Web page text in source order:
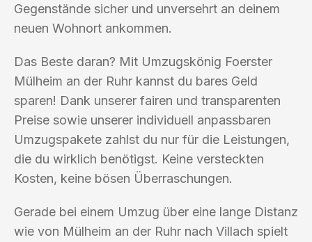
Gegenstände sicher und unversehrt an deinem
neuen Wohnort ankommen.
Das Beste daran? Mit Umzugskönig Foerster
Mülheim an der Ruhr kannst du bares Geld
sparen! Dank unserer fairen und transparenten
Preise sowie unserer individuell anpassbaren
Umzugspakete zahlst du nur für die Leistungen,
die du wirklich benötigst. Keine versteckten
Kosten, keine bösen Überraschungen.
Gerade bei einem Umzug über eine lange Distanz
wie von Mülheim an der Ruhr nach Villach spielt